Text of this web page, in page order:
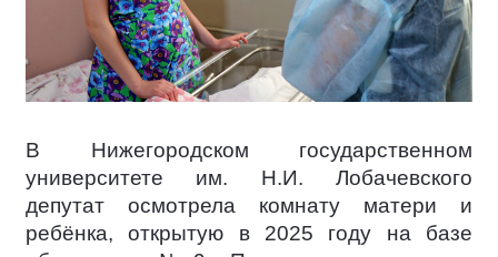
В Нижегородском государственном
университете им. Н.И. Лобачевского
депутат осмотрела комнату матери и
ребёнка, открытую в 2025 году на базе